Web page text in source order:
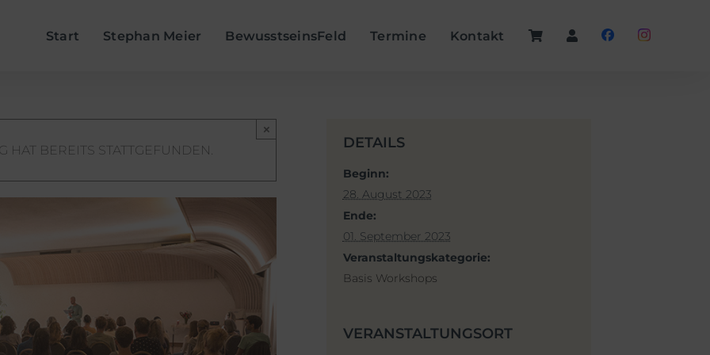
Start Stephan Meier BewusstseinsFeld Termine Kontakt
HAT BEREITS STATTGEFUNDEN.
×
DETAILS
Beginn:
28. August 2023
Ende:
01. September 2023
Veranstaltungskategorie:
Basis Workshops
VERANSTALTUNGSORT